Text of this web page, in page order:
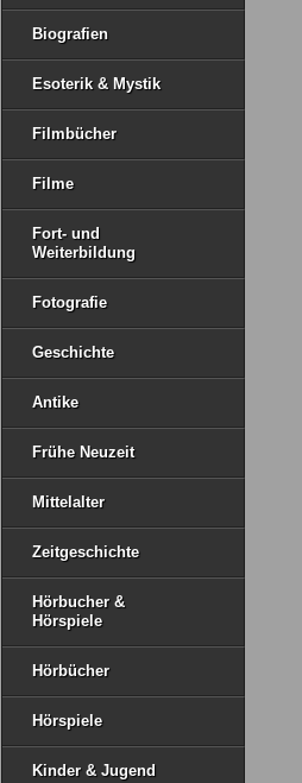
Biografien
Esoterik & Mystik
Filmbücher
Filme
Fort- und
Weiterbildung
Fotografie
Geschichte
Antike
Frühe Neuzeit
Mittelalter
Zeitgeschichte
Hörbucher &
Hörspiele
Hörbücher
Hörspiele
Kinder & Jugend